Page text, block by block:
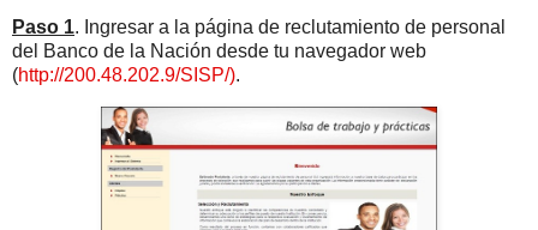
Paso 1. Ingresar a la página de reclutamiento de personal
del Banco de la Nación desde tu navegador web
(http://200.48.202.9/SISP/).